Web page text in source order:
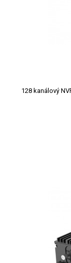
128 kanálový